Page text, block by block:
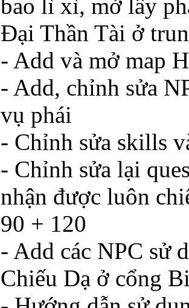
bao lì xì, mở lấy
Đại Thần Tài ở
- Add và mở map
- Add, chỉnh sửa
vụ phái
- Chỉnh sửa skills
- Chỉnh sửa lại
nhận được luôn
90 + 120
- Add các NPC sử
Chiếu Dạ ở cổng